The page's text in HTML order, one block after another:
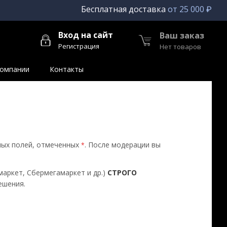
Бесплатная доставка от 25 000 ₽
Вход на сайт
Регистрация
Ваш заказ
Нет товаров
Контакты
полей, отмеченных *. После модерации вы
Сбермегамаркет и др.) СТРОГО